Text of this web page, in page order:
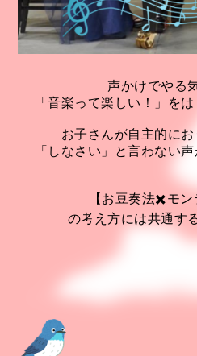
声かけでやる
「音楽って楽しい！」を
お子さんが自主的に
「しなさい」と言わない
【お豆奏法✖️モン
の考え方には共通す